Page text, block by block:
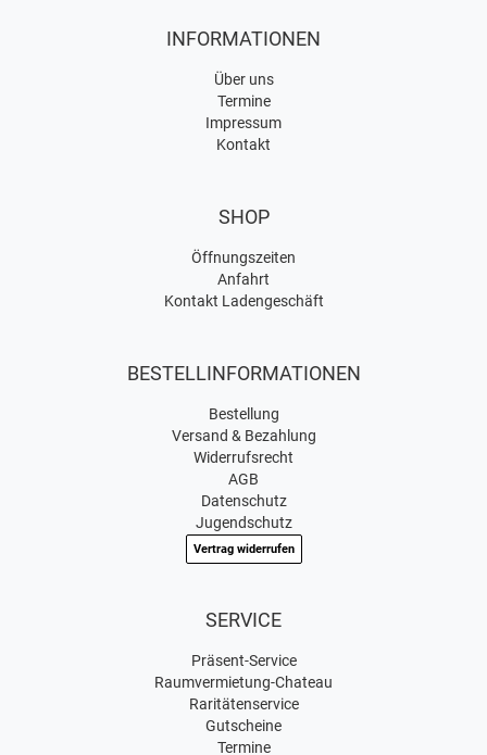
INFORMATIONEN
Über uns
Termine
Impressum
Kontakt
SHOP
Öffnungszeiten
Anfahrt
Kontakt Ladengeschäft
BESTELLINFORMATIONEN
Bestellung
Versand & Bezahlung
Widerrufsrecht
AGB
Datenschutz
Jugendschutz
Vertrag widerrufen
SERVICE
Präsent-Service
Raumvermietung-Chateau
Raritätenservice
Gutscheine
Termine